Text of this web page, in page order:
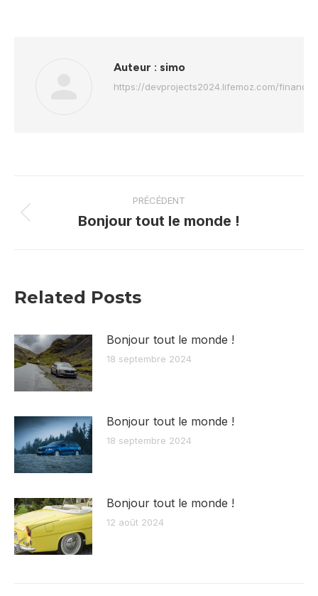
Auteur : simo
https://devprojects2024.lifemoz.com/finance
Navigation
article
PRÉCÉDENT
Article
Bonjour tout le monde !
Related Posts
Bonjour tout le monde !
18 septembre 2024
Bonjour tout le monde !
18 septembre 2024
Bonjour tout le monde !
12 août 2024